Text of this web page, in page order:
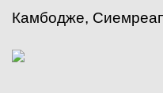
Камбодже,